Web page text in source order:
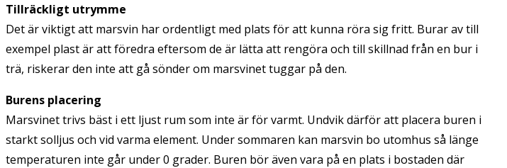
Tillräckligt utrymme
Det är viktigt att marsvin har ordentligt med plats för att kunna röra sig fritt. Burar av till
exempel plast är att föredra eftersom de är lätta att rengöra och till skillnad från en bur i
trä, riskerar den inte att gå sönder om marsvinet tuggar på den.
Burens placering
Marsvinet trivs bäst i ett ljust rum som inte är för varmt. Undvik därför att placera buren i
starkt solljus och vid varma element. Under sommaren kan marsvin bo utomhus så länge
temperaturen inte går under 0 grader. Buren bör även vara på en plats i bostaden där